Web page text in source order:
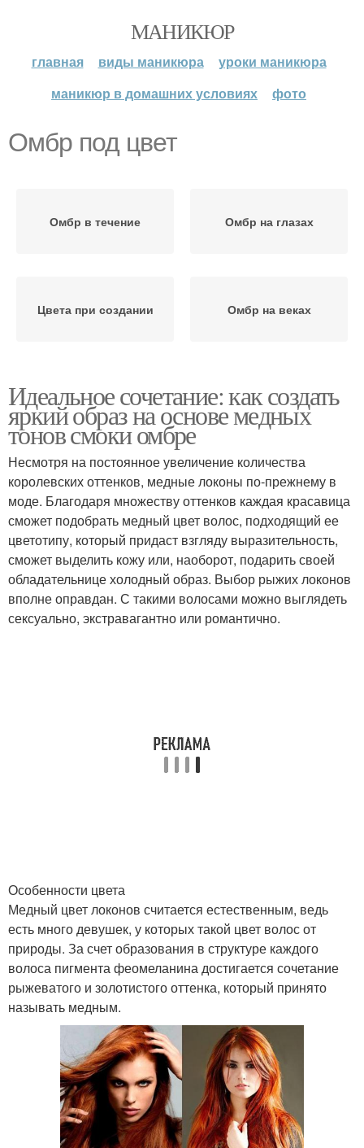
МАНИКЮР
главная виды маникюра
уроки маникюра
маникюр в домашних условиях
фото
Омбр под цвет
Омбр в течение Омбр на глазах
Цвета при создании Омбр на веках
Идеальное сочетание: как создать
яркий образ на основе медных
тонов смоки омбре
Несмотря на постоянное увеличение количества
королевских оттенков, медные локоны по-прежнему в
моде. Благодаря множеству оттенков каждая красавица
сможет подобрать медный цвет волос, подходящий ее
цветотипу, который придаст взгляду выразительность,
сможет выделить кожу или, наоборот, подарить своей
обладательнице холодный образ. Выбор рыжих локонов
вполне оправдан. С такими волосами можно выглядеть
сексуально, экстравагантно или романтично.
Особенности цвета
Медный цвет локонов считается естественным, ведь
есть много девушек, у которых такой цвет волос от
природы. За счет образования в структуре каждого
волоса пигмента феомеланина достигается сочетание
рыжеватого и золотистого оттенка, который принято
называть медным.